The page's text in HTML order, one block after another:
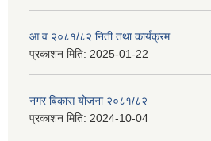
आ.व २०८१/८२ निती तथा कार्यक्रम
प्रकाशन मिति: 2025-01-22
नगर बिकास योजना २०८१/८२
प्रकाशन मिति: 2024-10-04